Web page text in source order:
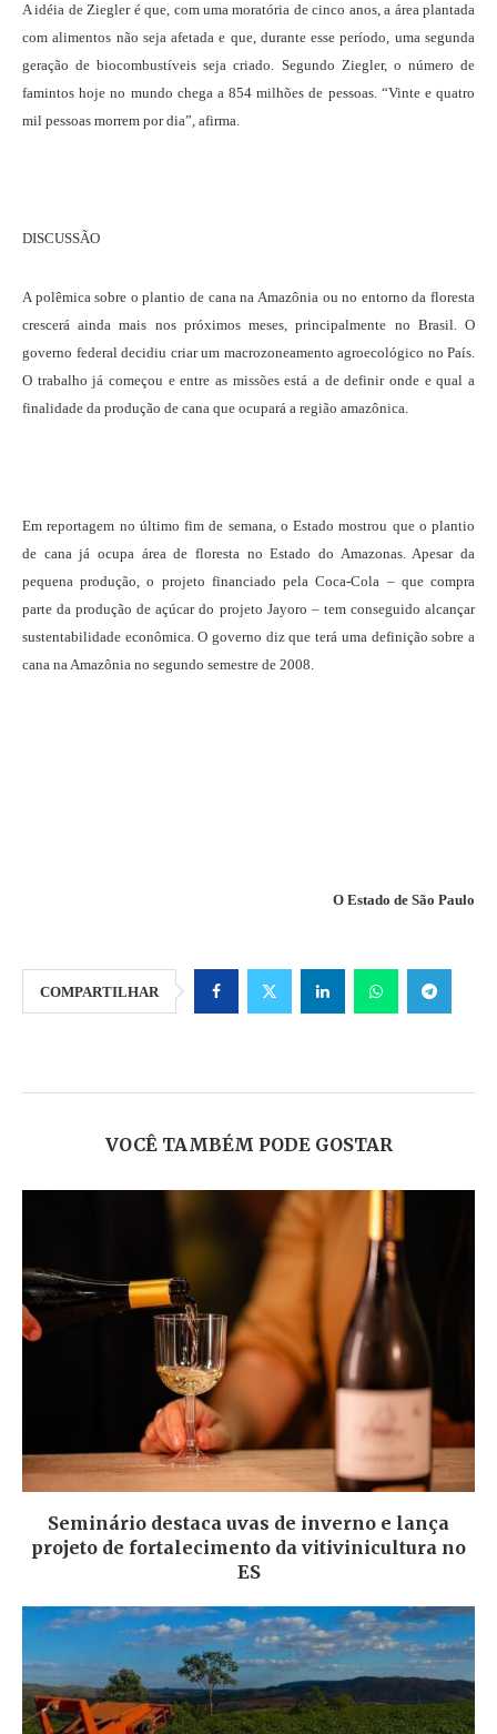
A idéia de Ziegler é que, com uma moratória de cinco anos, a área plantada
com alimentos não seja afetada e que, durante esse período, uma segunda
geração de biocombustíveis seja criado. Segundo Ziegler, o número de
famintos hoje no mundo chega a 854 milhões de pessoas. “Vinte e quatro
mil pessoas morrem por dia”, afirma.
DISCUSSÃO
A polêmica sobre o plantio de cana na Amazônia ou no entorno da floresta
crescerá ainda mais nos próximos meses, principalmente no Brasil. O
governo federal decidiu criar um macrozoneamento agroecológico no País.
O trabalho já começou e entre as missões está a de definir onde e qual a
finalidade da produção de cana que ocupará a região amazônica.
Em reportagem no último fim de semana, o Estado mostrou que o plantio
de cana já ocupa área de floresta no Estado do Amazonas. Apesar da
pequena produção, o projeto financiado pela Coca-Cola – que compra
parte da produção de açúcar do projeto Jayoro – tem conseguido alcançar
sustentabilidade econômica. O governo diz que terá uma definição sobre a
cana na Amazônia no segundo semestre de 2008.
O Estado de São Paulo
COMPARTILHAR
VOCÊ TAMBÉM PODE GOSTAR
Seminário destaca uvas de inverno e lança
projeto de fortalecimento da vitivinicultura no
ES